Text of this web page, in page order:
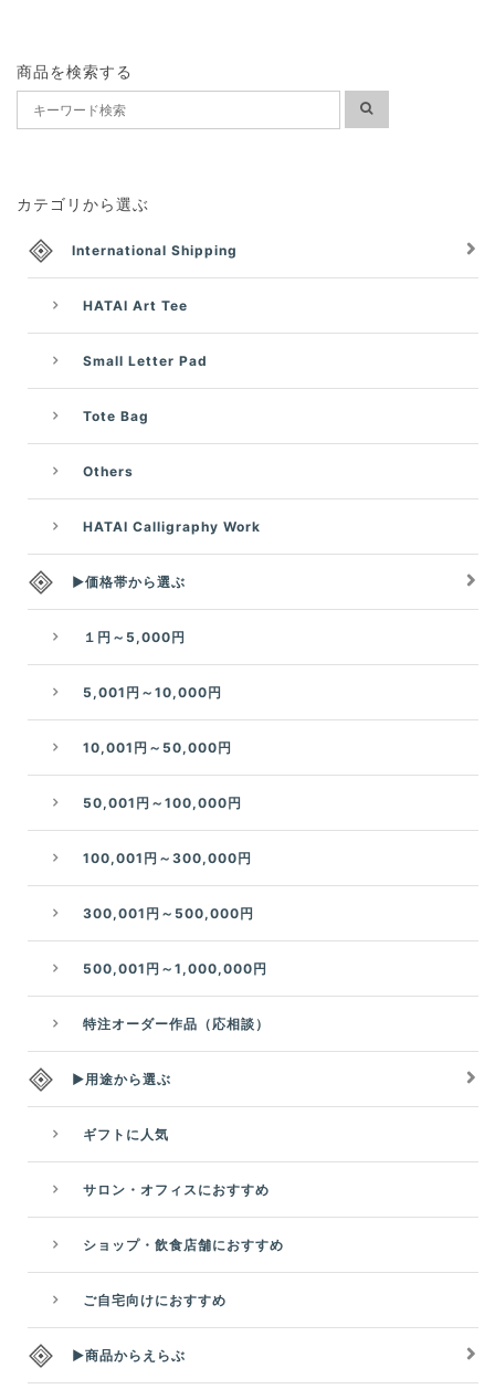
商品を検索する
カテゴリから選ぶ
International Shipping
HATAI Art Tee
Small Letter Pad
Tote Bag
Others
HATAI Calligraphy Work
▶価格帯から選ぶ
１円～5,000円
5,001円～10,000円
10,001円～50,000円
50,001円～100,000円
100,001円～300,000円
300,001円～500,000円
500,001円～1,000,000円
特注オーダー作品（応相談）
▶用途から選ぶ
ギフトに人気
サロン・オフィスにおすすめ
ショップ・飲食店舗におすすめ
ご自宅向けにおすすめ
▶商品からえらぶ